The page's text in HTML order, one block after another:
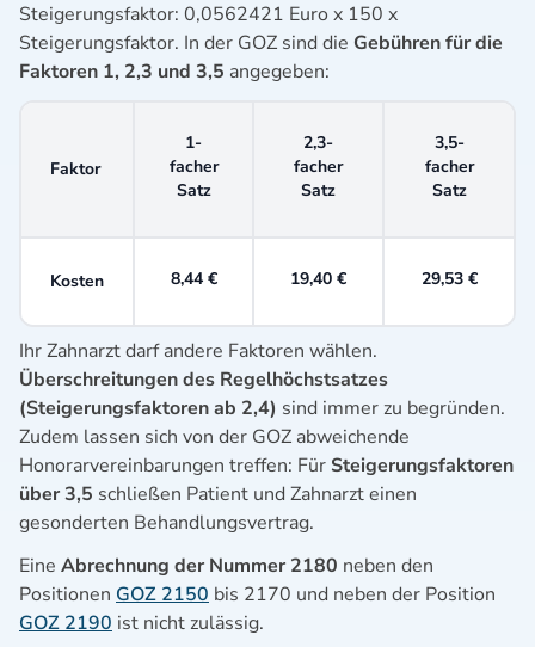
Steigerungsfaktor: 0,0562421 Euro x 150 x
Steigerungsfaktor. In der GOZ sind die Gebühren für die
Faktoren 1, 2,3 und 3,5 angegeben:
Faktor
1-
facher
Satz
2,3-
facher
Satz
3,5-
facher
Satz
Kosten 8,44 € 19,40 € 29,53 €
Ihr Zahnarzt darf andere Faktoren wählen.
Überschreitungen des Regelhöchstsatzes
(Steigerungsfaktoren ab 2,4) sind immer zu begründen.
Zudem lassen sich von der GOZ abweichende
Honorarvereinbarungen treffen: Für Steigerungsfaktoren
über 3,5 schließen Patient und Zahnarzt einen
gesonderten Behandlungsvertrag.
Eine Abrechnung der Nummer 2180 neben den
Positionen GOZ 2150 bis 2170 und neben der Position
GOZ 2190 ist nicht zulässig.